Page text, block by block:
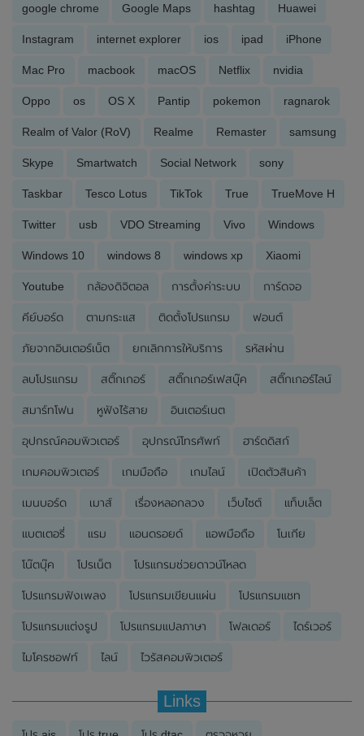
google chrome Google Maps hashtag Huawei
Instagram internet explorer ios ipad iPhone
Mac Pro macbook macOS Netflix nvidia
Oppo os OS X Pantip pokemon ragnarok
Realm of Valor (RoV) Realme Remaster samsung
Skype Smartwatch Social Network sony
Taskbar Tesco Lotus TikTok True TrueMove H
Twitter usb VDO Streaming Vivo Windows
Windows 10 windows 8 windows xp Xiaomi
Youtube กล้องดิจิตอล การตั้งค่าระบบ การ์ดจอ
คีย์บอร์ด ตามกระแส ติดตั้งโปรแกรม ฟอนต์
ภัยจากอินเตอร์เน็ต ยกเลิกการให้บริการ รหัสผ่าน
ลบโปรแกรม สติ๊กเกอร์ สติ๊กเกอร์เฟสบุ๊ค สติ๊กเกอร์ไลน์
สมาร์ทโฟน หูฟังไร้สาย อินเตอร์เนต
อุปกรณ์คอมพิวเตอร์ อุปกรณ์โทรศัพท์ ฮาร์ดดิสก์
เกมคอมพิวเตอร์ เกมมือถือ เกมไลน์ เปิดตัวสินค้า
เมนบอร์ด เมาส์ เรื่องหลอกลวง เว็บไซต์ แท็บเล็ต
แบตเตอรี่ แรม แอนดรอยด์ แอพมือถือ โนเกีย
โน๊ตบุ๊ค โปรเน็ต โปรแกรมช่วยดาวน์โหลด
โปรแกรมฟังเพลง โปรแกรมเขียนแผ่น โปรแกรมแชท
โปรแกรมแต่งรูป โปรแกรมแปลภาษา โฟลเดอร์ ไดร์เวอร์
ไมโครซอฟท์ ไลน์ ไวรัสคอมพิวเตอร์
Links